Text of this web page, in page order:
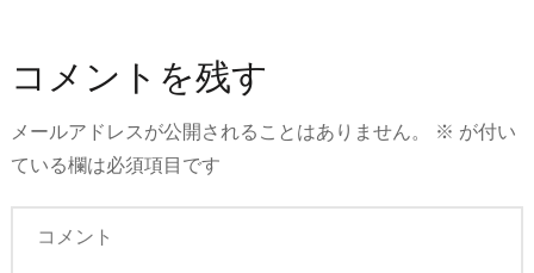
ビ
ゲ
ー
コメントを残す
メールアドレスが公開されることはありません。 ※ が付い
ている欄は必須項目です